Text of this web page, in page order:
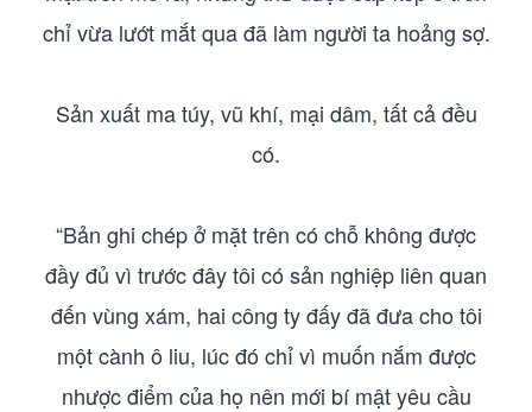
chỉ vừa lướt mắt qua đã làm người ta hoảng sợ.
Sản xuất ma túy, vũ khí, mại dâm, tất cả đều
có.
“Bản ghi chép ở mặt trên có chỗ không được
đầy đủ vì trước đây tôi có sản nghiệp liên quan
đến vùng xám, hai công ty đấy đã đưa cho tôi
một cành ô liu, lúc đó chỉ vì muốn nắm được
nhược điểm của họ nên mới bí mật yêu cầu